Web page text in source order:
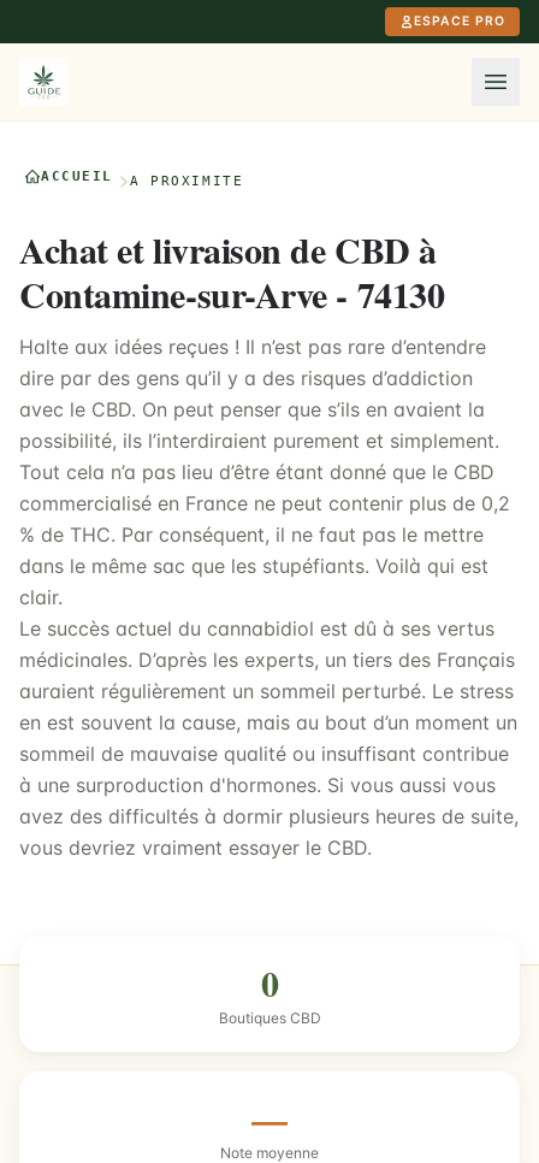
ESPACE PRO
ACCUEIL À PROXIMITÉ
Achat et livraison de CBD à
Contamine-sur-Arve - 74130
Halte aux idées reçues ! Il n’est pas rare d’entendre
dire par des gens qu’il y a des risques d’addiction
avec le CBD. On peut penser que s’ils en avaient la
possibilité, ils l’interdiraient purement et simplement.
Tout cela n’a pas lieu d’être étant donné que le CBD
commercialisé en France ne peut contenir plus de 0,2
% de THC. Par conséquent, il ne faut pas le mettre
dans le même sac que les stupéfiants. Voilà qui est
clair.
Le succès actuel du cannabidiol est dû à ses vertus
médicinales. D’après les experts, un tiers des Français
auraient régulièrement un sommeil perturbé. Le stress
en est souvent la cause, mais au bout d’un moment un
sommeil de mauvaise qualité ou insuffisant contribue
à une surproduction d'hormones. Si vous aussi vous
avez des difficultés à dormir plusieurs heures de suite,
vous devriez vraiment essayer le CBD.
0
Boutiques CBD
—
Note moyenne